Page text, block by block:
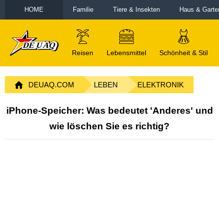
HOME Familie Tiere & Insekten Haus &
Reisen Lebensmittel Schönheit & Stil
DEUAQ.COM LEBEN ELEKTRONIK
iPhone-Speicher: Was bedeutet 'Anderes' und
wie löschen Sie es richtig?